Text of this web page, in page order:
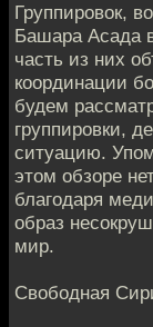
Группировок,
Башара Асада
часть из них
координации
будем
группировки,
ситуацию.
этом обзоре
благодаря
образ
мир.
Свободная